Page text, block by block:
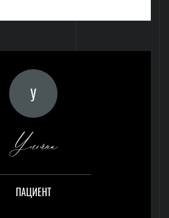
У
Ульяна
ПАЦИЕНТ